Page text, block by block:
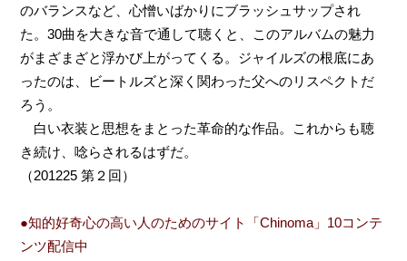
のバランスなど、心憎いばかりにブラッシュサップされ
た。30曲を大きな音で通して聴くと、このアルバムの魅力
がまざまざと浮かび上がってくる。ジャイルズの根底にあ
ったのは、ビートルズと深く関わった父へのリスペクトだ
ろう。
白い衣装と思想をまとった革命的な作品。これからも聴
き続け、唸らされるはずだ。
（201225 第２回）
●知的好奇心の高い人のためのサイト「Chinoma」10コンテ
ンツ配信中